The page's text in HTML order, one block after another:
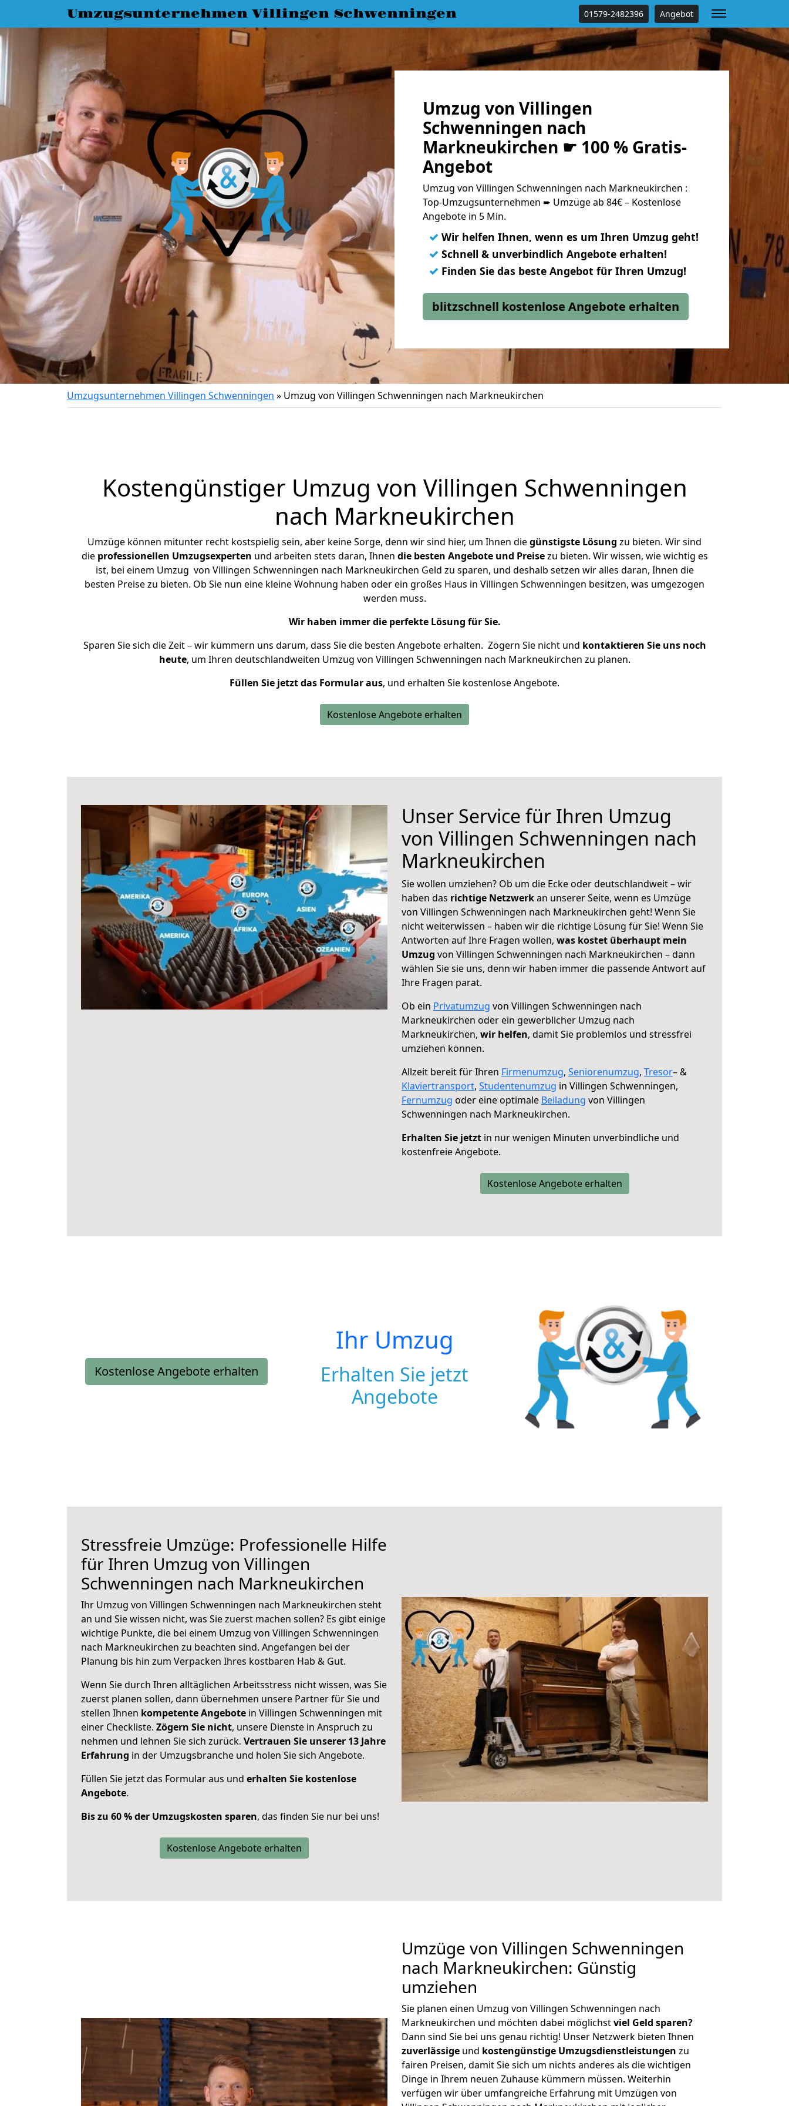
Umzugsunternehmen Villingen Schwenningen 01579-2482396 Angebot
Umzug von Villingen
Schwenningen nach
Markneukirchen ☛ 100 % Gratis-
Angebot
Umzug von Villingen Schwenningen nach Markneukirchen :
Top-Umzugsunternehmen ➨ Umzüge ab 84€ – Kostenlose
Angebote in 5 Min.
✓ Wir helfen Ihnen, wenn es um Ihren Umzug geht!
✓ Schnell & unverbindlich Angebote erhalten!
✓ Finden Sie das beste Angebot für Ihren Umzug!
blitzschnell kostenlose Angebote erhalten
Umzugsunternehmen Villingen Schwenningen » Umzug von Villingen Schwenningen nach Markneukirchen
Kostengünstiger Umzug von Villingen Schwenningen
nach Markneukirchen
Umzüge können mitunter recht kostspielig sein, aber keine Sorge, denn wir sind hier, um Ihnen diegünstigste Lösung zu bieten. Wir sind
die professionellen Umzugsexperten und arbeiten stets daran, Ihnen die besten Angebote und Preisezu bieten. Wir wissen, wie wichtig es
ist, bei einem Umzug von Villingen Schwenningen nach Markneukirchen Geld zu sparen, und deshalb setzen wir alles daran, Ihnen die
besten Preise zu bieten. Ob Sie nun eine kleine Wohnung haben oder ein großes Haus in Villingen Schwenningen besitzen, was umgezogen
werden muss.
Wir haben immer die perfekte Lösung für Sie.
Sparen Sie sich die Zeit – wir kümmern uns darum, dass Sie die besten Angebote erhalten. Zögern Sie nicht und kontaktieren Sie uns noch
heute, um Ihren deutschlandweiten Umzug von Villingen Schwenningen nach Markneukirchen zu planen.
Füllen Sie jetzt das Formular aus, und erhalten Sie kostenlose Angebote.
Kostenlose Angebote erhalten
Unser Service für Ihren Umzug
von Villingen Schwenningen nach
Markneukirchen
Sie wollen umziehen? Ob um die Ecke oder deutschlandweit – wir
haben das richtige Netzwerkan unserer Seite, wenn es Umzüge
von Villingen Schwenningen nach Markneukirchen geht! Wenn Sie
nicht weiterwissen – haben wir die richtige Lösung für Sie! Wenn Sie
Antworten auf Ihre Fragen wollen, was kostet überhaupt mein
Umzug von Villingen Schwenningen nach Markneukirchen – dann
wählen Sie sie uns, denn wir haben immer die passende Antwort auf
Ihre Fragen parat.
Ob ein Privatumzug von Villingen Schwenningen nach
Markneukirchen oder ein gewerblicher Umzug nach
Markneukirchen, wir helfen, damit Sie problemlos und stressfrei
umziehen können.
Allzeit bereit für Ihren Firmenumzug, Seniorenumzug, Tresor– &
Klaviertransport, Studentenumzug in Villingen Schwenningen,
Fernumzug oder eine optimale Beiladung von Villingen
Schwenningen nach Markneukirchen.
Erhalten Sie jetzt in nur wenigen Minuten unverbindliche und
kostenfreie Angebote.
Kostenlose Angebote erhalten
Kostenlose Angebote erhalten
Ihr Umzug
Erhalten Sie jetzt
Angebote
Stressfreie Umzüge: Professionelle Hilfe
für Ihren Umzug von Villingen
Schwenningen nach Markneukirchen
Ihr Umzug von Villingen Schwenningen nach Markneukirchen steht
an und Sie wissen nicht, was Sie zuerst machen sollen? Es gibt einige
wichtige Punkte, die bei einem Umzug von Villingen Schwenningen
nach Markneukirchen zu beachten sind. Angefangen bei der
Planung bis hin zum Verpacken Ihres kostbaren Hab & Gut.
Wenn Sie durch Ihren alltäglichen Arbeitsstress nicht wissen, was Sie
zuerst planen sollen, dann übernehmen unsere Partner für Sie und
stellen Ihnen kompetente Angebote in Villingen Schwenningen mit
einer Checkliste. Zögern Sie nicht, unsere Dienste in Anspruch zu
nehmen und lehnen Sie sich zurück. Vertrauen Sie unserer 13 Jahre
Erfahrung in der Umzugsbranche und holen Sie sich Angebote.
Füllen Sie jetzt das Formular aus und erhalten Sie kostenlose
Angebote.
Bis zu 60 % der Umzugskosten sparen, das finden Sie nur bei uns!
Kostenlose Angebote erhalten
Umzüge von Villingen Schwenningen
nach Markneukirchen: Günstig
umziehen
Sie planen einen Umzug von Villingen Schwenningen nach
Markneukirchen und möchten dabei möglichstviel Geld sparen?
Dann sind Sie bei uns genau richtig! Unser Netzwerk bieten Ihnen
zuverlässige und kostengünstige Umzugsdienstleistungen zu
fairen Preisen, damit Sie sich um nichts anderes als die wichtigen
Dinge in Ihrem neuen Zuhause kümmern müssen. Weiterhin
verfügen wir über umfangreiche Erfahrung mit Umzügen von